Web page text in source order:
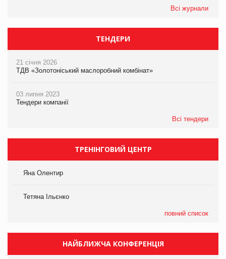
Всі журнали
ТЕНДЕРИ
21 січня 2026
ТДВ «Золотоніський маслоробний комбінат»
03 липня 2023
Тендери компанії
Всі тендери
ТРЕНІНГОВИЙ ЦЕНТР
Яна Олентир
Тетяна Ільєнко
повний список
НАЙБЛИЖЧА КОНФЕРЕНЦІЯ